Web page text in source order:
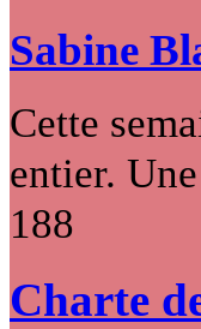
Sabine
Cette
entier.
188
Charte